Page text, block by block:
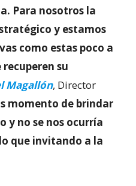
Para nosotros la
y estamos
como estas poco a
su
Magallón, Director
momento de brindar
y no se nos ocurría
que invitando a la